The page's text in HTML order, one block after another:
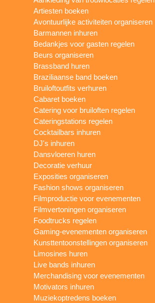
Artiesten boeken
Avontuurlijke activiteiten organiseren
Barmannen inhuren
Bedankjes voor gasten regelen
Beurs organiseren
Brassband huren
Braziliaanse band boeken
Bruiloftoutfits verhuren
Cabaret boeken
Catering voor bruiloften regelen
Cateringstations regelen
Cocktailbars inhuren
DJ's inhuren
Dansvloeren huren
Decoratie verhuur
Exposities organiseren
Fashion shows organiseren
Filmproductie voor evenementen
Filmvertoningen organiseren
Foodtrucks regelen
Gaming-evenementen organiseren
Kunsttentoonstellingen organiseren
Limosines huren
Live bands inhuren
Merchandising voor evenementen
Motivators inhuren
Muziekoptredens boeken